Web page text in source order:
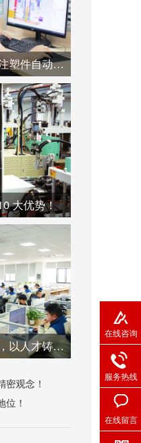
东昊精密新能源汽车注塑件自动化产线--助力产业链降本增效
大优势！
东昊精密零部件制造，以人才铸就质量之魂！
密观念！
位！
在线咨询
服务热线
在线留言